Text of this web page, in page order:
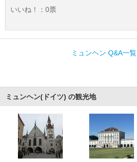
いいね！： 0票
ミュンヘン Q&A一覧
ミュンヘン(ドイツ) の観光地